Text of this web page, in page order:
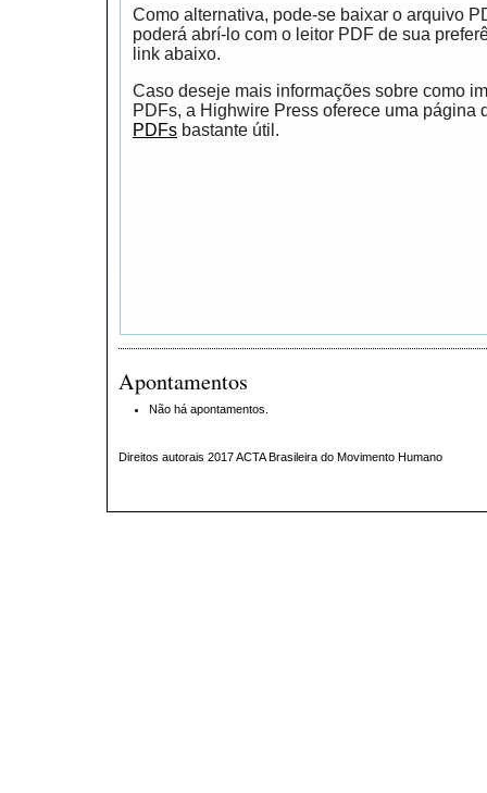
Como alternativa, pode-se baixar o arquivo
poderá abrí-lo com o leitor PDF de sua
link abaixo.
Caso deseje mais informações sobre como
PDFs, a Highwire Press oferece uma página
PDFs bastante útil.
Apontamentos
Não há apontamentos.
Direitos autorais 2017 ACTA Brasileira do Movimento Humano